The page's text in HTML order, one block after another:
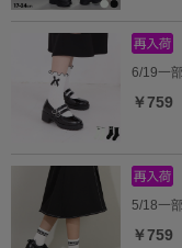
6/19一
￥759
5/18一
￥759